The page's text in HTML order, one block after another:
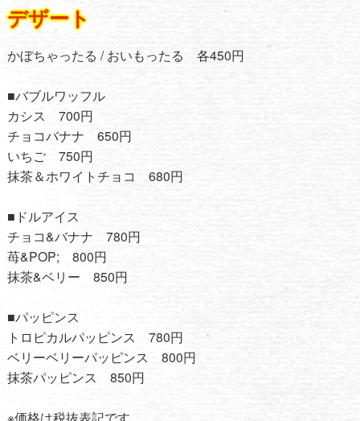
デザート
かぼちゃったる / おいもったる 各450円
■バブルワッフル
カシス 700円
チョコバナナ 650円
いちご 750円
抹茶＆ホワイトチョコ 680円
■ドルアイス
チョコ&バナナ 780円
苺&POP; 800円
抹茶&ベリー 850円
■パッピンス
トロピカルパッピンス 780円
ベリーベリーパッピンス 800円
抹茶パッピンス 850円
※価格は税抜表記です。